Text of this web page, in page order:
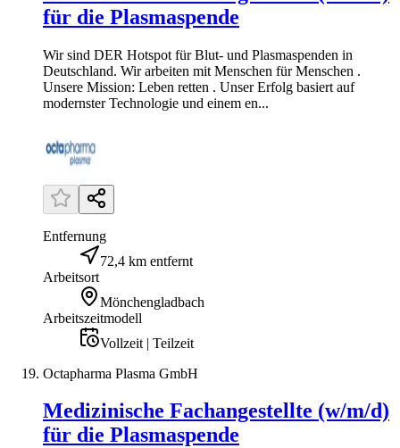
für die Plasmaspende
Wir sind DER Hotspot für Blut- und Plasmaspenden in
Deutschland. Wir arbeiten mit Menschen für Menschen .
Unsere Mission: Leben retten . Unser Erfolg basiert auf
modernster Technologie und einem en...
Entfernung
72,4 km entfernt
Arbeitsort
Mönchengladbach
Arbeitszeitmodell
Vollzeit | Teilzeit
Octapharma Plasma GmbH
Medizinische Fachangestellte (w/m/d)
für die Plasmaspende